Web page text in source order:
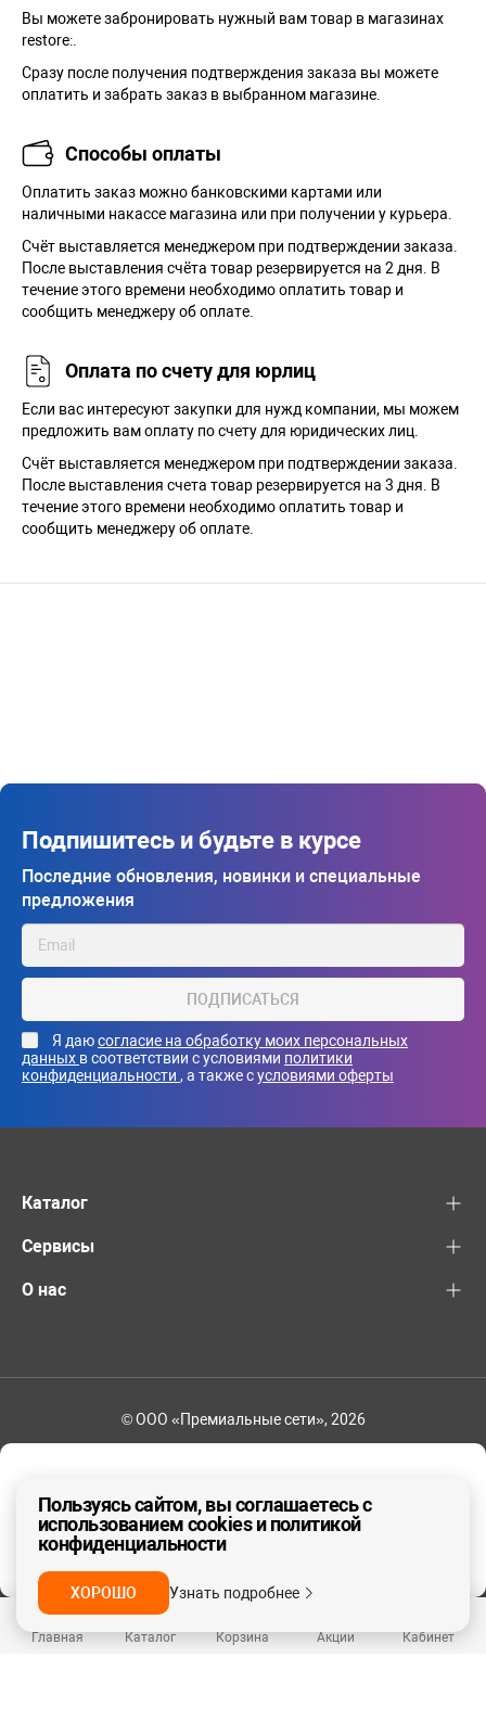
Главная Каталог Корзина Акции Кабинет
ДА, ВЕРНО
Вы можете забронировать нужный вам товар в магазинах
restore:.
Сразу после получения подтверждения заказа вы можете
оплатить и забрать заказ в выбранном магазине.
Способы оплаты
Оплатить заказ можно банковскими картами или
наличными накассе магазина или при получении у курьера.
Cчёт выставляется менеджером при подтверждении заказа.
После выставления счёта товар резервируется на 2 дня. В
течение этого времени необходимо оплатить товар и
сообщить менеджеру об оплате.
Оплата по счету для юрлиц
Если вас интересуют закупки для нужд компании, мы можем
предложить вам оплату по счету для юридических лиц.
Счёт выставляется менеджером при подтверждении заказа.
После выставления счета товар резервируется на 3 дня. В
течение этого времени необходимо оплатить товар и
сообщить менеджеру об оплате.
Подпишитесь и будьте в курсе
Последние обновления, новинки и специальные
предложения
ПОДПИСАТЬСЯ
Я даюсогласие на обработку моих персональных
данных в соответствии с условиями политики
конфиденциальности , а также сусловиями оферты
Каталог
Сервисы
О нас
© ООО «Премиальные сети», 2026
Пользуясь сайтом, вы соглашаетесь с
использованием cookies и политикой
конфиденциальности
ХОРОШО Узнать подробнее